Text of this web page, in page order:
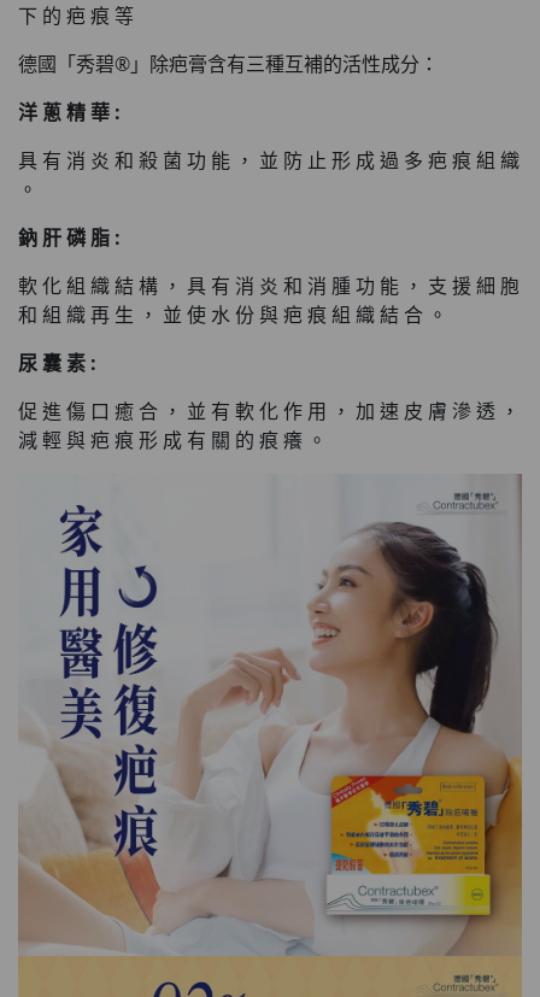
HKD$145
下 的 疤 痕 等
德國「秀碧®」除疤膏含有三種互補的活性成分：
洋 蔥 精 華 :
具 有 消 炎 和 殺 菌 功 能 ， 並 防 止 形 成 過 多 疤 痕 組 織
。
鈉 肝 磷 脂 :
軟 化 組 織 結 構 ， 具 有 消 炎 和 消 腫 功 能 ， 支 援 細 胞
和 組 織 再 生 ， 並 使 水 份 與 疤 痕 組 織 結 合 。
尿 囊 素 :
促 進 傷 口 癒 合 ， 並 有 軟 化 作 用 ， 加 速 皮 膚 滲 透 ，
減 輕 與 疤 痕 形 成 有 關 的 痕 癢 。